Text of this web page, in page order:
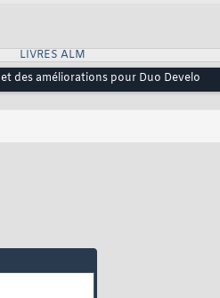
LIVRES ALM
des améliorations pour Duo Develo